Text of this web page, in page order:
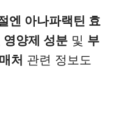
엔 아나파랙틴 효
영양제 성분 및 부
처 관련 정보도